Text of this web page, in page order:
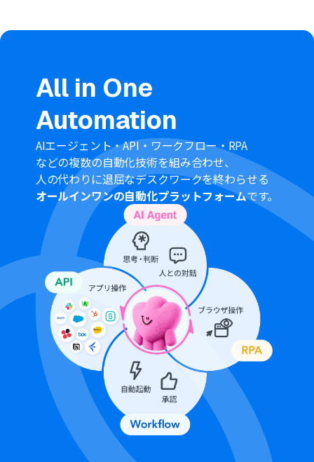
All in One
Automation
AIエージェント・API・ワークフロー・RPA
などの複数の自動化技術を組み合わせ、
人の代わりに退屈なデスクワークを終わらせる
オールインワンの自動化プラットフォームです。